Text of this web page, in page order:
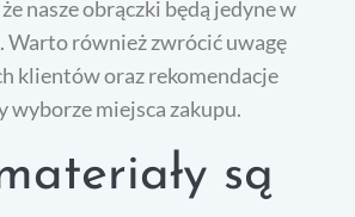
nasze obrączki będą jedyne w
Warto również zwrócić uwagę
klientów oraz rekomendacje
wyborze miejsca zakupu.
są